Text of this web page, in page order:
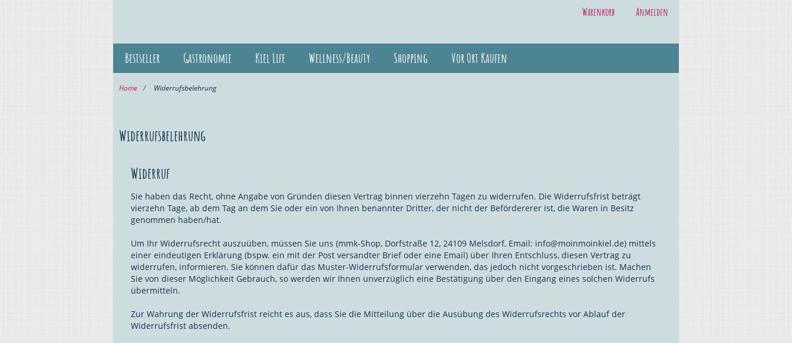
Warenkorb Anmelden
Bestseller Gastronomie Kiel Life Wellness/Beauty Shopping Vor Ort Kaufen
Home Widerrufsbelehrung
Widerrufsbelehrung
Widerruf
Sie haben das Recht, ohne Angabe von Gründen diesen Vertrag binnen vierzehn Tagen zu widerrufen. Die Widerrufsfrist beträgt
vierzehn Tage, ab dem Tag an dem Sie oder ein von Ihnen benannter Dritter, der nicht der Befördererer ist, die Waren in Besitz
genommen haben/hat.
Um Ihr Widerrufsrecht auszuüben, müssen Sie uns (mmk-Shop, Dorfstraße 12, 24109 Melsdorf, Email: info@moinmoinkiel.de) mittels
einer eindeutigen Erklärung (bspw. ein mit der Post versandter Brief oder eine Email) über Ihren Entschluss, diesen Vertrag zu
widerrufen, informieren. Sie können dafür das ​Muster-Widerrufsformular verwenden, das jedoch nicht vorgeschrieben ist. Machen
Sie von dieser Möglichkeit Gebrauch, so werden wir Ihnen unverzüglich eine Bestätigung über den Eingang eines solchen Widerrufs
übermitteln.
Zur Wahrung der Widerrufsfrist reicht es aus, dass Sie die Mitteilung über die Ausübung des Widerrufsrechts vor Ablauf der
Widerrufsfrist absenden.